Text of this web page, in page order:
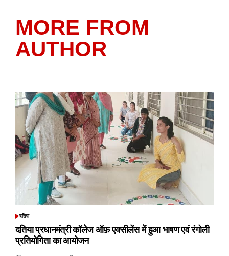
MORE FROM
AUTHOR
POSTED
दतिया
दतिया प्रधानमंत्री कॉलेज ऑफ़ एक्सीलेंस में हुआ भाषण एवं रंगोली
प्रतियोगिता का आयोजन